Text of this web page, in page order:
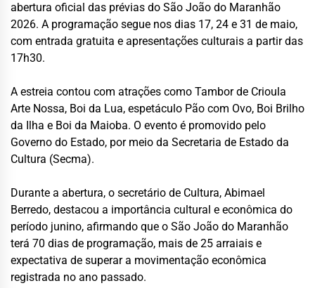
abertura oficial das prévias do São João do Maranhão
2026. A programação segue nos dias 17, 24 e 31 de maio,
com entrada gratuita e apresentações culturais a partir das
17h30.
A estreia contou com atrações como Tambor de Crioula
Arte Nossa, Boi da Lua, espetáculo Pão com Ovo, Boi Brilho
da Ilha e Boi da Maioba. O evento é promovido pelo
Governo do Estado, por meio da Secretaria de Estado da
Cultura (Secma).
Durante a abertura, o secretário de Cultura, Abimael
Berredo, destacou a importância cultural e econômica do
período junino, afirmando que o São João do Maranhão
terá 70 dias de programação, mais de 25 arraiais e
expectativa de superar a movimentação econômica
registrada no ano passado.